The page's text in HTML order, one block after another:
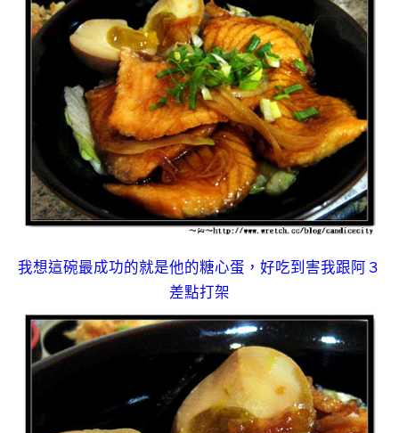
我想這碗最成功的就是他的糖心蛋，好吃到害我跟阿３
差點打架